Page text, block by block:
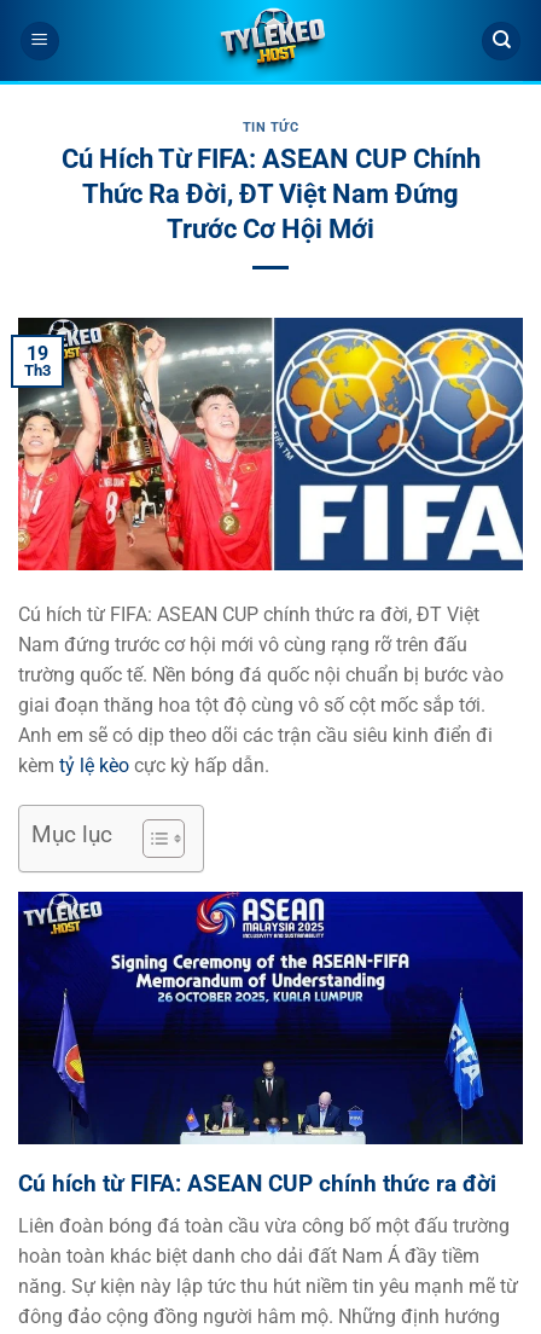
qua
nội
TIN TỨC
Cú Hích Từ FIFA: ASEAN CUP Chính
Thức Ra Đời, ĐT Việt Nam Đứng
Trước Cơ Hội Mới
19
Th3
Cú hích từ FIFA: ASEAN CUP chính thức ra đời, ĐT Việt
Nam đứng trước cơ hội mới vô cùng rạng rỡ trên đấu
trường quốc tế. Nền bóng đá quốc nội chuẩn bị bước vào
giai đoạn thăng hoa tột độ cùng vô số cột mốc sắp tới.
Anh em sẽ có dịp theo dõi các trận cầu siêu kinh điển đi
kèm tỷ lệ kèo cực kỳ hấp dẫn.
Mục lục
Cú hích từ FIFA: ASEAN CUP chính thức ra đời
Liên đoàn bóng đá toàn cầu vừa công bố một đấu trường
hoàn toàn khác biệt danh cho dải đất Nam Á đầy tiềm
năng. Sự kiện này lập tức thu hút niềm tin yêu mạnh mẽ từ
đông đảo cộng đồng người hâm mộ. Những định hướng